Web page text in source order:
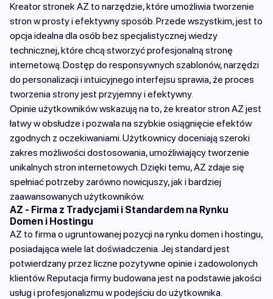
Kreator stronek AZ to narzędzie, które umożliwia tworzenie
stron w prosty i efektywny sposób. Przede wszystkim, jest to
opcja idealna dla osób bez specjalistycznej wiedzy
technicznej, które chcą stworzyć profesjonalną stronę
internetową. Dostęp do responsywnych szablonów, narzędzi
do personalizacji i intuicyjnego interfejsu sprawia, że proces
tworzenia strony jest przyjemny i efektywny.
Opinie użytkowników wskazują na to, że kreator stron AZ jest
łatwy w obsłudze i pozwala na szybkie osiągnięcie efektów
zgodnych z oczekiwaniami. Użytkownicy doceniają szeroki
zakres możliwości dostosowania, umożliwiający tworzenie
unikalnych stron internetowych. Dzięki temu, AZ zdaje się
spełniać potrzeby zarówno nowicjuszy, jak i bardziej
zaawansowanych użytkowników.
AZ - Firma z Tradycjami i Standardem na Rynku
Domen i Hostingu
AZ to firma o ugruntowanej pozycji na rynku domen i hostingu,
posiadająca wiele lat doświadczenia. Jej standard jest
potwierdzany przez liczne pozytywne opinie i zadowolonych
klientów. Reputacja firmy budowana jest na podstawie jakości
usług i profesjonalizmu w podejściu do użytkownika.